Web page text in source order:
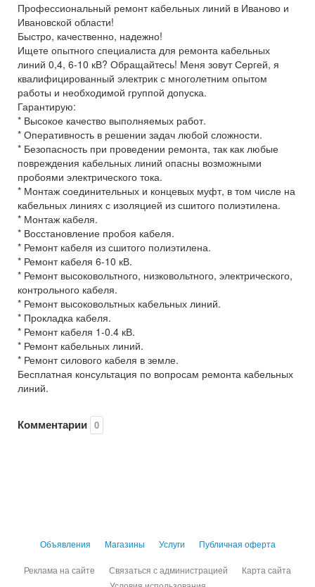
Профессиональный ремонт кабельных линий в Иваново и
Ивановской области!
Быстро, качественно, надежно!
Ищете опытного специалиста для ремонта кабельных
линий 0,4, 6-10 кВ? Обращайтесь! Меня зовут Сергей, я
квалифицированный электрик с многолетним опытом
работы и необходимой группой допуска.
Гарантирую:
* Высокое качество выполняемых работ.
* Оперативность в решении задач любой сложности.
* Безопасность при проведении ремонта, так как любые
повреждения кабельных линий опасны возможными
пробоями электрического тока.
* Монтаж соединительных и концевых муфт, в том числе на
кабельных линиях с изоляцией из сшитого полиэтилена.
* Монтаж кабеля.
* Восстановление пробоя кабеля.
* Ремонт кабеля из сшитого полиэтилена.
* Ремонт кабеля 6-10 кВ.
* Ремонт высоковольтного, низковольтного, электрического,
контрольного кабеля.
* Ремонт высоковольтных кабельных линий.
* Прокладка кабеля.
* Ремонт кабеля 1-0.4 кВ.
* Ремонт кабельных линий.
* Ремонт силового кабеля в земле.
Бесплатная консультация по вопросам ремонта кабельных
линий.
Комментарии 0
Объявления Магазины Услуги Публичная оферта
Реклама на сайте Связаться с администрацией
Карта сайта